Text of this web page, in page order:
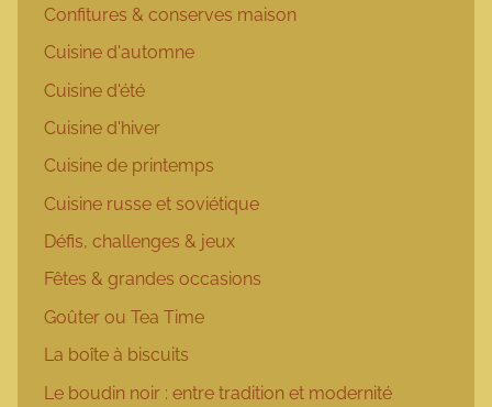
Confitures & conserves maison
Cuisine d'automne
Cuisine d'été
Cuisine d'hiver
Cuisine de printemps
Cuisine russe et soviétique
Défis, challenges & jeux
Fêtes & grandes occasions
Goûter ou Tea Time
La boîte à biscuits
Le boudin noir : entre tradition et modernité